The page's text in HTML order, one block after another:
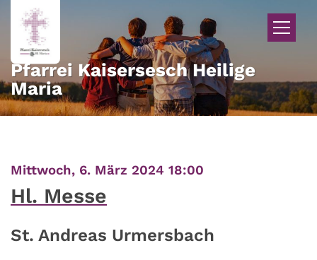
Zum Inhalt springen
Pfarrei Kaisersesch Heilige
Maria
Mittwoch, 6. März 2024 18:00
Hl. Messe
St. Andreas Urmersbach